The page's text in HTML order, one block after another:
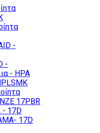
-
- ΗΡΑ
17PBR
- 17D
17D